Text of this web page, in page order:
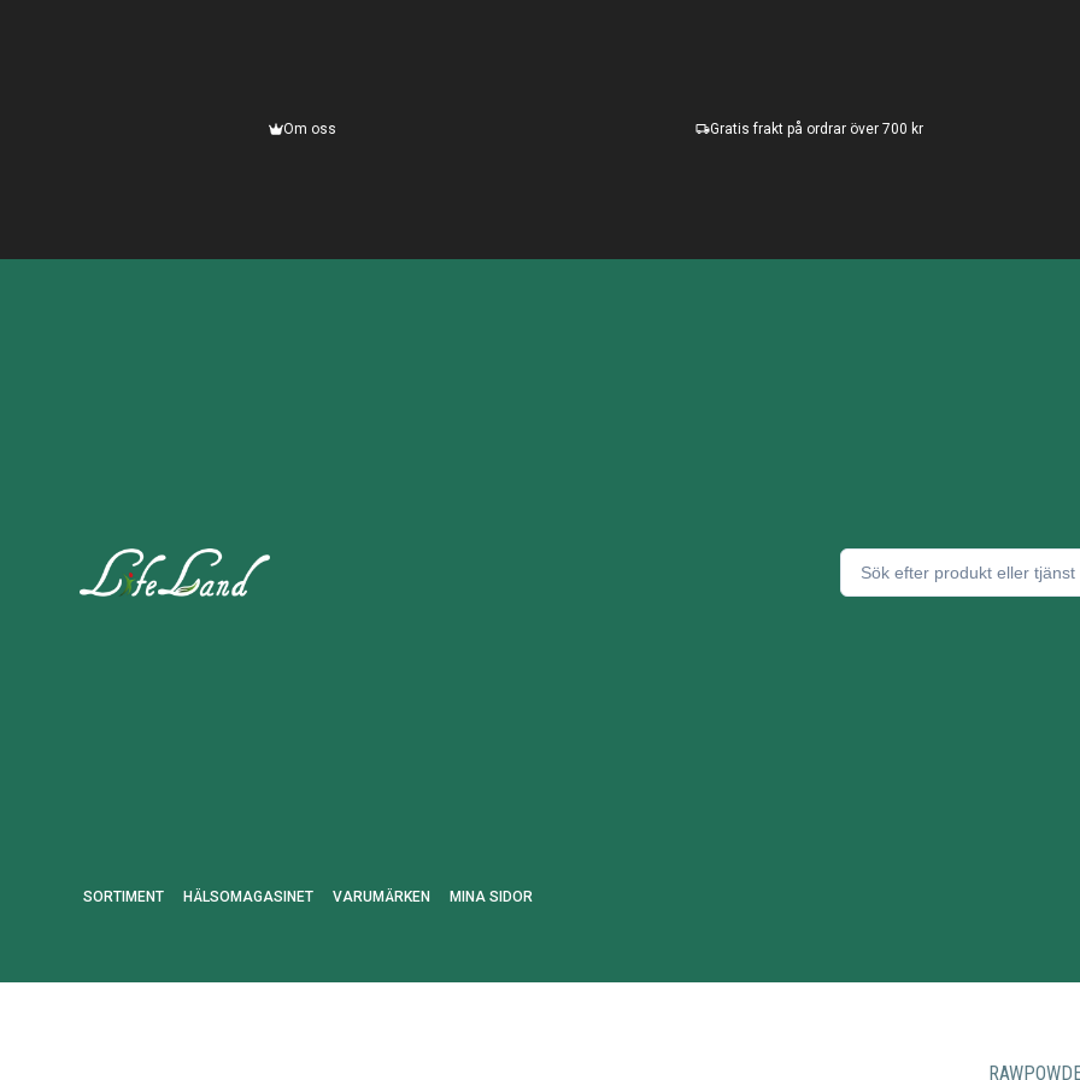
Om oss Gratis frakt på ordrar över 700 kr
SORTIMENT HÄLSOMAGASINET VARUMÄRKEN MINA SIDOR